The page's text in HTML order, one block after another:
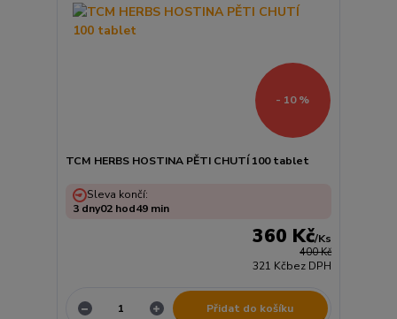
- 10 %
TCM HERBS HOSTINA PĚTI CHUTÍ 100 tablet
400 Kč
360 Kč/Ks
321 Kčbez DPH
Sleva končí:
3 dny02 hod49 min
Přidat do košíku